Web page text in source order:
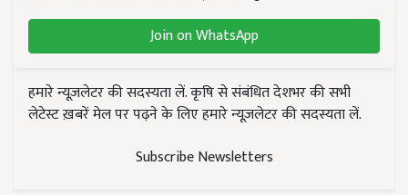
Join on WhatsApp
हमारे न्यूज़लेटर की सदस्यता लें. कृषि से संबंधित देशभर की सभी
लेटेस्ट ख़बरें मेल पर पढ़ने के लिए हमारे न्यूज़लेटर की सदस्यता लें.
Subscribe Newsletters